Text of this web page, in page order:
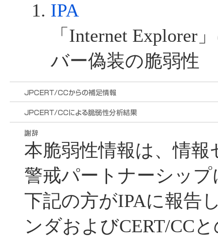
IPA
「Internet Explorer
バー偽装の脆弱性
本脆弱性情報は、情
警戒パートナーシップ
下記の方がIPAに報告
ンダおよびCERT/CC